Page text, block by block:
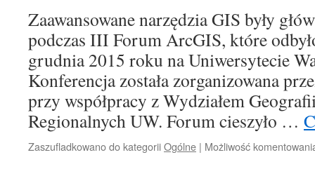
Zaawansowane narzędzia GIS były
podczas III Forum ArcGIS, które
grudnia 2015 roku na Uniwersytecie
Konferencja została zorganizowana
przy współpracy z Wydziałem
Regionalnych UW. Forum cieszyło …
Zaszufladkowano do kategoriiOgólne | Możliwość